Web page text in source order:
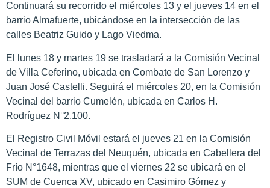
Continuará su recorrido el miércoles 13 y el jueves 14 en el
barrio Almafuerte, ubicándose en la intersección de las
calles Beatriz Guido y Lago Viedma.
El lunes 18 y martes 19 se trasladará a la Comisión Vecinal
de Villa Ceferino, ubicada en Combate de San Lorenzo y
Juan José Castelli. Seguirá el miércoles 20, en la Comisión
Vecinal del barrio Cumelén, ubicada en Carlos H.
Rodríguez N°2.100.
El Registro Civil Móvil estará el jueves 21 en la Comisión
Vecinal de Terrazas del Neuquén, ubicada en Cabellera del
Frío N°1648, mientras que el viernes 22 se ubicará en el
SUM de Cuenca XV, ubicado en Casimiro Gómez y